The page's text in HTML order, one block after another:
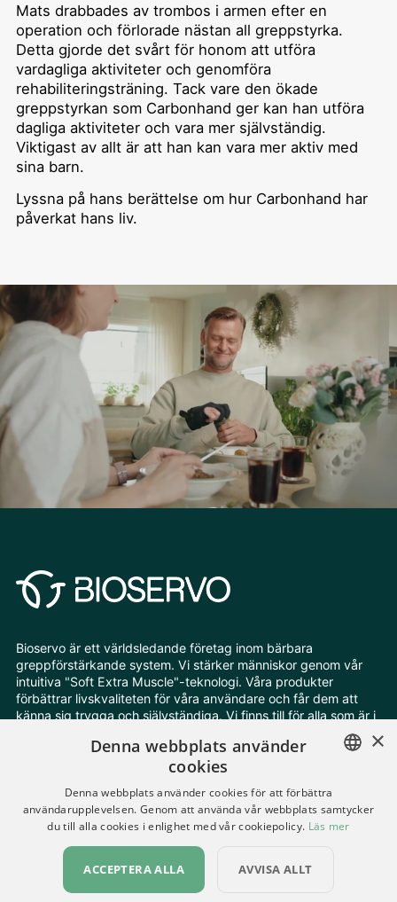
Mats drabbades av trombos i armen efter en
operation och förlorade nästan all greppstyrka.
Detta gjorde det svårt för honom att utföra
vardagliga aktiviteter och genomföra
rehabiliteringsträning. Tack vare den ökade
greppstyrkan som Carbonhand ger kan han utföra
dagliga aktiviteter och vara mer självständig.
Viktigast av allt är att han kan vara mer aktiv med
sina barn.
Lyssna på hans berättelse om hur Carbonhand har
påverkat hans liv.
Bioservo är ett världsledande företag inom bärbara
greppförstärkande system. Vi stärker människor genom vår
intuitiva "Soft Extra Muscle"-teknologi. Våra produkter
förbättrar livskvaliteten för våra användare och får dem att
känna sig trygga och självständiga. Vi finns till för alla som är i
Följ oss
Ändra dina cookieinställningar
Integritetspolicy
Alla rättigheter förbehållna © Bioservo 2026
ENGLISH
SWEDISH
×
Denna webbplats använder
cookies
Denna webbplats använder cookies för att förbättra
användarupplevelsen. Genom att använda vår webbplats samtycker
du till alla cookies i enlighet med vår cookiepolicy. Läs mer
ACCEPTERA ALLA AVVISA ALLT